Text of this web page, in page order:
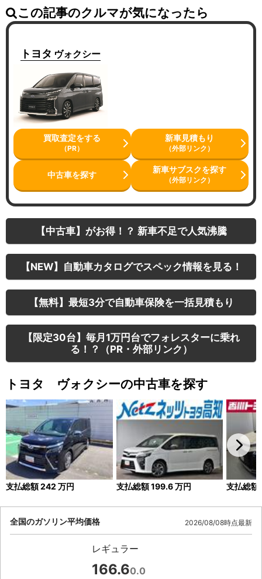
この記事のクルマが気になったら
トヨタ ヴォクシー
買取査定をする
（PR）
新車見積もり
（外部リンク）
中古車を探す 新車サブスクを探す
（外部リンク）
【中古車】がお得！？ 新車不足で人気沸騰
【NEW】自動車カタログでスペック情報を見る！
【無料】最短3分で自動車保険を一括見積もり
【限定30台】毎月1万円台でフォレスターに乗れ
る！？（PR・外部リンク）
トヨタ ヴォクシーの中古車を探す
支払総額242 万円 支払総額199.6万円 支払総額
全国のガソリン平均価格 2026/08/08時点最新
レギュラー
166.60.0